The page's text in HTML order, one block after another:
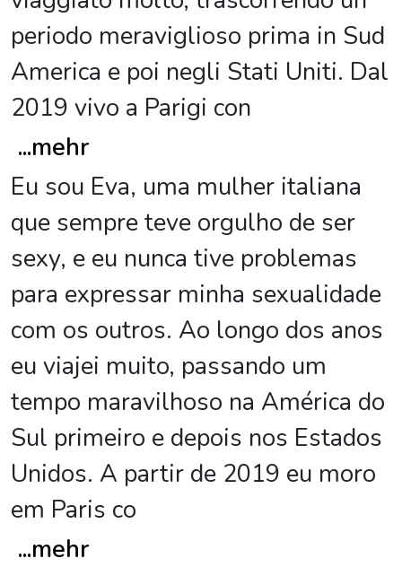
periodo meraviglioso prima in Sud
America e poi negli Stati Uniti. Dal
2019 vivo a Parigi con
...mehr
Eu sou Eva, uma mulher italiana
que sempre teve orgulho de ser
sexy, e eu nunca tive problemas
para expressar minha sexualidade
com os outros. Ao longo dos anos
eu viajei muito, passando um
tempo maravilhoso na América do
Sul primeiro e depois nos Estados
Unidos. A partir de 2019 eu moro
em Paris co
...mehr